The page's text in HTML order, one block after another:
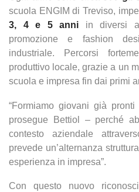
scuola ENGIM di Treviso,
3, 4 e 5 anni in diversi
promozione e fashion
industriale. Percorsi
produttivo locale, grazie a un
scuola e impresa fin dai primi
“Formiamo giovani già
prosegue Bettiol – perché
contesto aziendale
prevede un’alternanza
esperienza in impresa”.
Con questo nuovo